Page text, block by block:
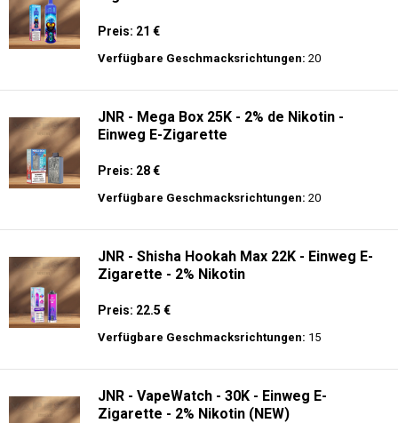
Preis: 21 €
Verfügbare Geschmacksrichtungen: 20
JNR - Mega Box 25K - 2% de Nikotin -
Einweg E-Zigarette
Preis: 28 €
Verfügbare Geschmacksrichtungen: 20
JNR - Shisha Hookah Max 22K - Einweg E-
Zigarette - 2% Nikotin
Preis: 22.5 €
Verfügbare Geschmacksrichtungen: 15
JNR - VapeWatch - 30K - Einweg E-
Zigarette - 2% Nikotin (NEW)